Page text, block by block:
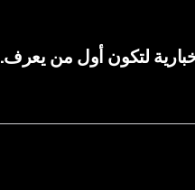
لتكون أول من يعرف.